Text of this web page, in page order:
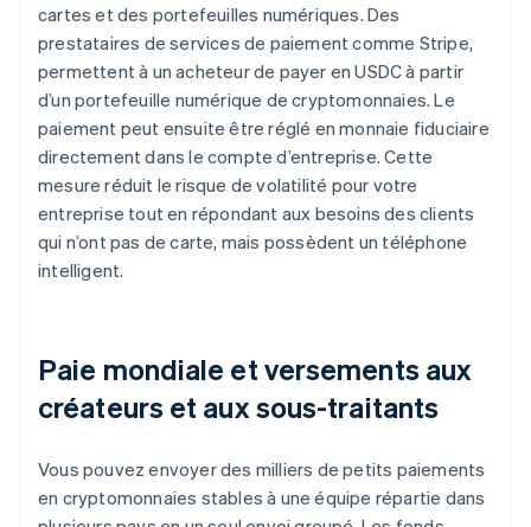
cartes et des portefeuilles numériques. Des
prestataires de services de paiement comme Stripe,
permettent à un acheteur de payer en USDC à partir
d’un portefeuille numérique de cryptomonnaies. Le
paiement peut ensuite être réglé en monnaie fiduciaire
directement dans le compte d’entreprise. Cette
mesure réduit le risque de volatilité pour votre
entreprise tout en répondant aux besoins des clients
qui n’ont pas de carte, mais possèdent un téléphone
intelligent.
Paie mondiale et versements aux
créateurs et aux sous-traitants
Vous pouvez envoyer des milliers de petits paiements
en cryptomonnaies stables à une équipe répartie dans